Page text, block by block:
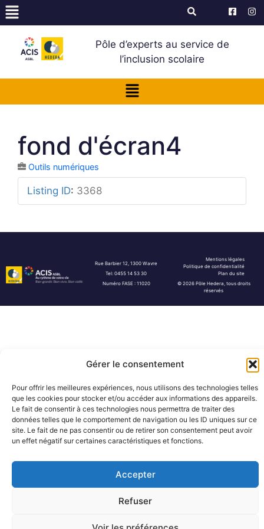
Gérer le consentement
Pour offrir les meilleures expériences, nous utilisons des technologies telles
que les cookies pour stocker et/ou accéder aux informations des appareils.
Le fait de consentir à ces technologies nous permettra de traiter des
données telles que le comportement de navigation ou les ID uniques sur ce
site. Le fait de ne pas consentir ou de retirer son consentement peut avoir
un effet négatif sur certaines caractéristiques et fonctions.
Accepter
Refuser
Pôle d’experts au service de
l’inclusion scolaire
fond d'écran4
Outils numériques
Listing ID: 3368
Rue Barbier 12, 1300 Wavre
Tel: 0455 14 53 30
Numéro FASE : 11020
Mentions légales
Politique de confidentialité
Plan du site
© 2026 Pôle Hedera, tous droits
réservés